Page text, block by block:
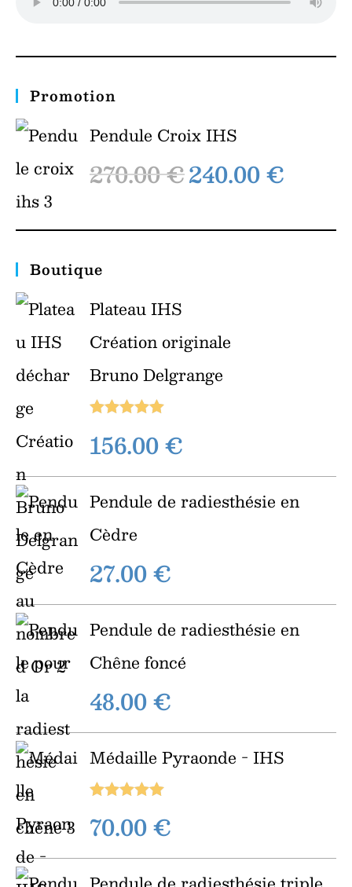
Promotion
Pendule Croix IHS
270.00€240.00€
Boutique
Plateau IHS
Création originale
Bruno Delgrange
sur 5
156.00€
Pendule de radiesthésie en
Cèdre
27.00€
Pendule de radiesthésie en
Chêne foncé
48.00€
Médaille Pyraonde - IHS
sur 5
70.00€